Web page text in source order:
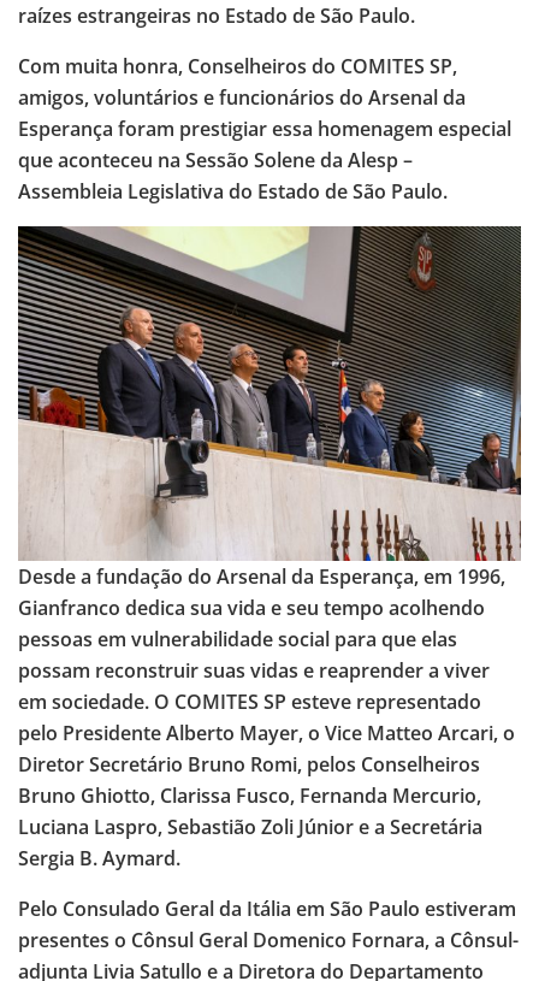
raízes estrangeiras no Estado de São Paulo.
Com muita honra, Conselheiros do COMITES SP,
amigos, voluntários e funcionários do Arsenal da
Esperança foram prestigiar essa homenagem especial
que aconteceu na Sessão Solene da Alesp –
Assembleia Legislativa do Estado de São Paulo.
Desde a fundação do Arsenal da Esperança, em 1996,
Gianfranco dedica sua vida e seu tempo acolhendo
pessoas em vulnerabilidade social para que elas
possam reconstruir suas vidas e reaprender a viver
em sociedade. O COMITES SP esteve representado
pelo Presidente Alberto Mayer, o Vice Matteo Arcari, o
Diretor Secretário Bruno Romi, pelos Conselheiros
Bruno Ghiotto, Clarissa Fusco, Fernanda Mercurio,
Luciana Laspro, Sebastião Zoli Júnior e a Secretária
Sergia B. Aymard.
Pelo Consulado Geral da Itália em São Paulo estiveram
presentes o Cônsul Geral Domenico Fornara, a Cônsul-
adjunta Livia Satullo e a Diretora do Departamento